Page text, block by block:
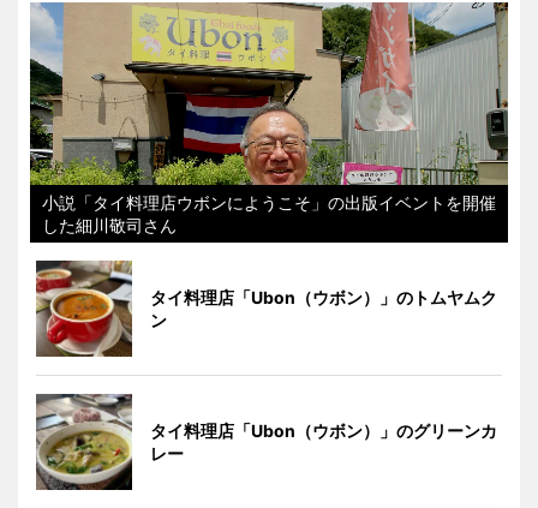
小説「タイ料理店ウボンにようこそ」の出版イベントを開催
した細川敬司さん
タイ料理店「Ubon（ウボン）」のトムヤムク
ン
タイ料理店「Ubon（ウボン）」のグリーンカ
レー